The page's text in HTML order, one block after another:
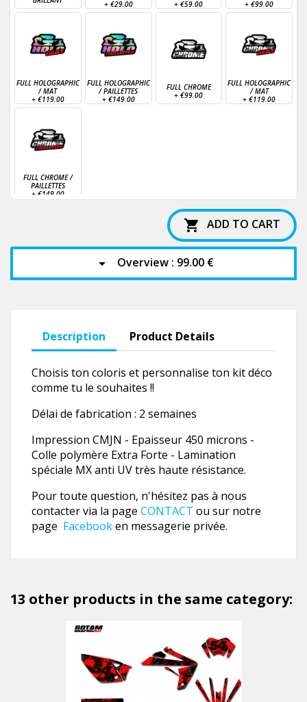
+ €29.00
+€59.00
+€99.00
FULL HOLOGRAPHIC
/ MAT
+ €119.00
FULL HOLOGRAPHIC
/ PAILLETTES
+ €149.00
FULL CHROME
+€99.00
FULL HOLOGRAPHIC
/ MAT
+€119.00
FULL CHROME /
PAILLETTES
+ €149.00
 ADD TO CART
arrow_drop_down Overview : 99.00 €
Description Product Details
Choisis ton coloris et personnalise ton kit déco
comme tu le souhaites !!
Délai de fabrication : 2 semaines
Impression CMJN - Epaisseur 450 microns -
Colle polymère Extra Forte - Lamination
spéciale MX anti UV très haute résistance.
Pour toute question, n'hésitez pas à nous
contacter via la page CONTACT ou sur notre
page Facebooken messagerie privée.
13 other products in the same category: